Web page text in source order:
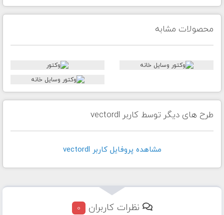
محصولات مشابه
طرح های دیگر توسط کاربر vectordl
مشاهده پروفايل کاربر vectordl
نظرات کاربران 0